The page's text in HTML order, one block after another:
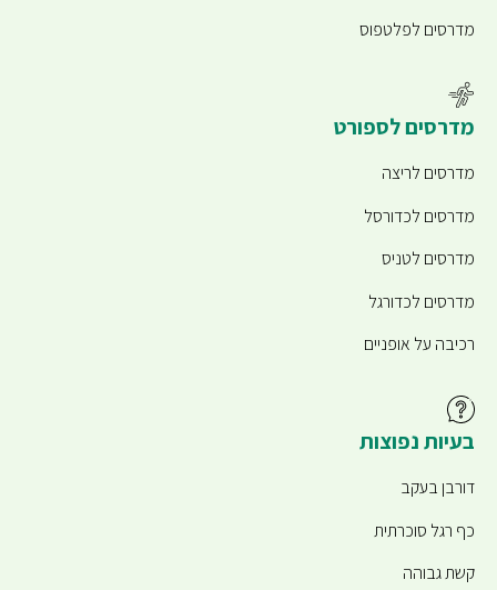
מדרסים לפלטפוס
מדרסים לספורט
מדרסים לריצה
מדרסים לכדורסל
מדרסים לטניס
מדרסים לכדורגל
רכיבה על אופניים
בעיות נפוצות
דורבן בעקב
כף רגל סוכרתית
קשת גבוהה